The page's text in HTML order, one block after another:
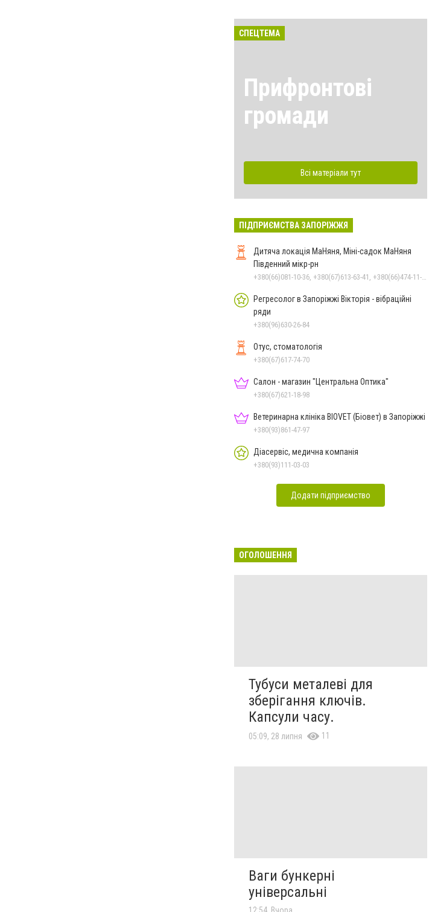
СПЕЦТЕМА
Прифронтові
громади
Всі матеріали тут
ПІДПРИЄМСТВА ЗАПОРІЖЖЯ
Дитяча локація МаНяня, Міні-садок МаНяня
Південний мікр-рн
Регресолог в Запоріжжі Вікторія - вібраційні
ряди
+380(96)630-26-84
Отус, стоматологія
+380(67)617-74-70
Салон - магазин "Центральна Оптика"
+380(67)621-18-98
Ветеринарна клініка BIOVET (Біовет) в Запоріжжі
+380(93)861-47-97
Діасервіс, медична компанія
+380(93)111-03-03
Додати підприємство
ОГОЛОШЕННЯ
Тубуси металеві для
зберігання ключів.
Капсули часу.
05:09, 28 липня 11
Ваги бункерні
універсальні